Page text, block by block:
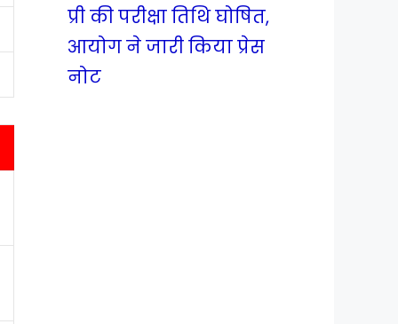
प्री की परीक्षा तिथि घोषित,
आयोग ने जारी किया प्रेस
नोट